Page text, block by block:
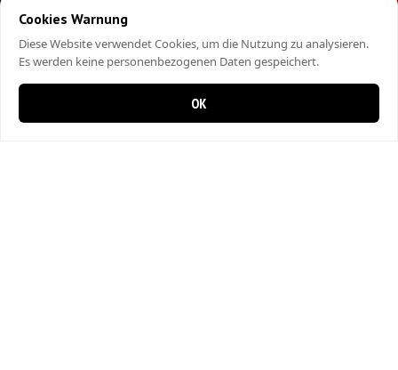
Cookies Warnung
Diese Website verwendet Cookies, um die Nutzung zu analysieren.
Es werden keine personenbezogenen Daten gespeichert.
OK